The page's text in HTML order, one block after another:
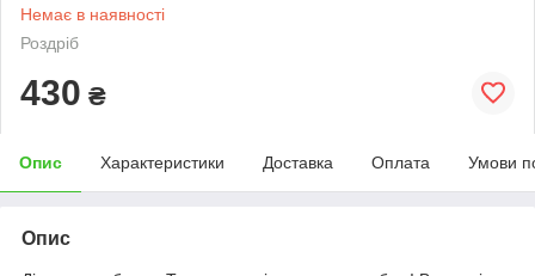
Немає в наявності
Роздріб
430 ₴
Опис Характеристики Доставка Оплата Умови
Опис